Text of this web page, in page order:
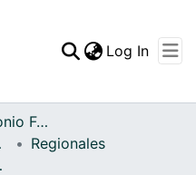
Statistics
Log In
Archivo del Patrimonio Fotográfico y Fílmico del Valle del Cauca
Regionales